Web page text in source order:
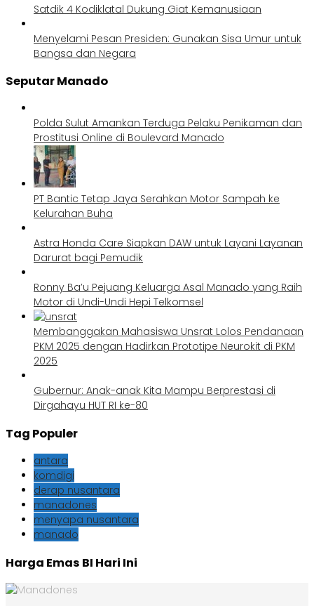
Satdik 4 Kodiklatal Dukung Giat Kemanusiaan
Menyelami Pesan Presiden: Gunakan Sisa Umur untuk
Bangsa dan Negara
Seputar Manado
Polda Sulut Amankan Terduga Pelaku Penikaman dan
Prostitusi Online di Boulevard Manado
PT Bantic Tetap Jaya Serahkan Motor Sampah ke
Kelurahan Buha
Astra Honda Care Siapkan DAW untuk Layani Layanan
Darurat bagi Pemudik
Ronny Ba’u Pejuang Keluarga Asal Manado yang Raih
Motor di Undi-Undi Hepi Telkomsel
Membanggakan Mahasiswa Unsrat Lolos Pendanaan
PKM 2025 dengan Hadirkan Prototipe Neurokit di PKM
2025
Gubernur: Anak-anak Kita Mampu Berprestasi di
Dirgahayu HUT RI ke-80
Tag Populer
antara
komdigi
derap nusantara
manadones
menyapa nusantara
manado
Harga Emas BI Hari Ini